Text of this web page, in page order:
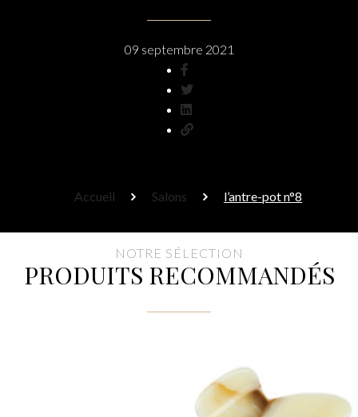
09 septembre 2021
Accueil Salons l’antre-pot n°8
NOTRE SÉLECTION
PRODUITS RECOMMANDÉS